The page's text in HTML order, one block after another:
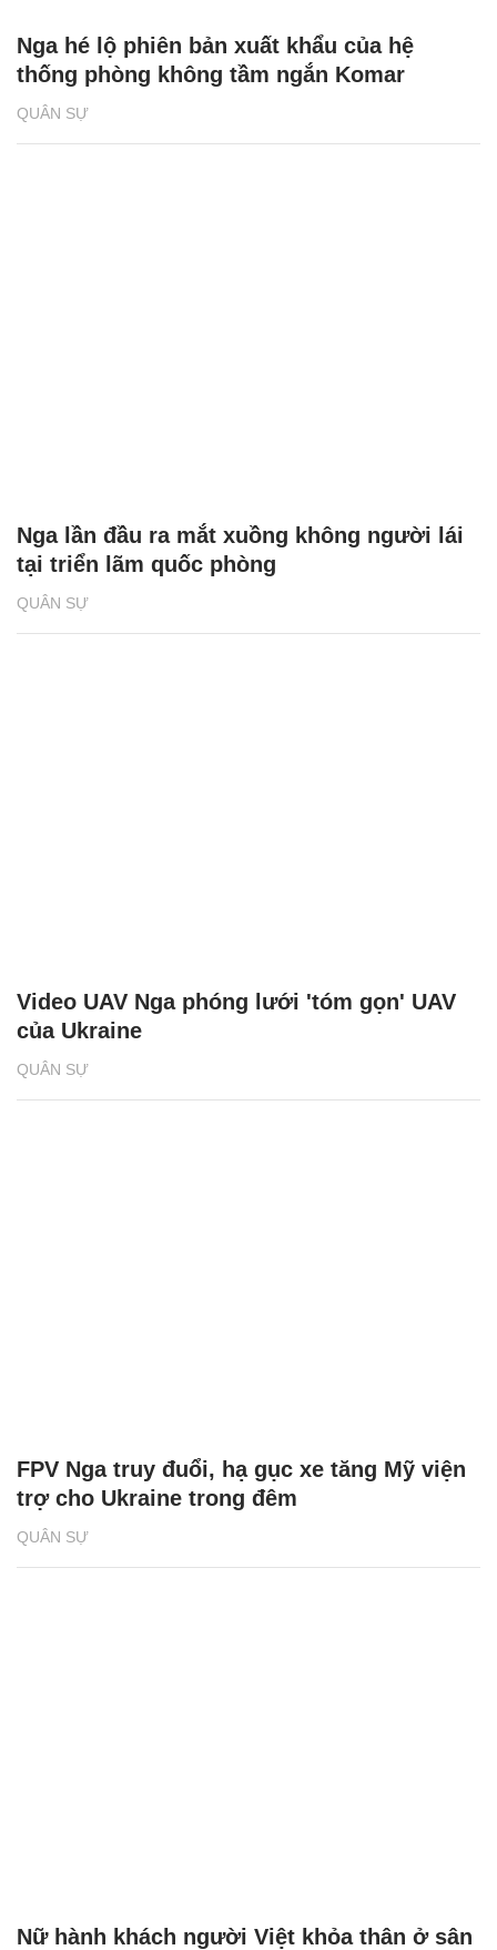
QUÂN SỰ
Nga hé lộ phiên bản xuất khẩu của hệ
thống phòng không tầm ngắn Komar
QUÂN SỰ
Nga lần đầu ra mắt xuồng không người lái
tại triển lãm quốc phòng
QUÂN SỰ
Video UAV Nga phóng lưới 'tóm gọn' UAV
của Ukraine
QUÂN SỰ
FPV Nga truy đuổi, hạ gục xe tăng Mỹ viện
trợ cho Ukraine trong đêm
Nữ hành khách người Việt khỏa thân ở sân